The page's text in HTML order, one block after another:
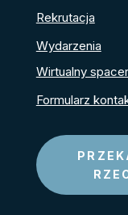
Rekrutacja
Wydarzenia
Wirtualny spacer
Formularz